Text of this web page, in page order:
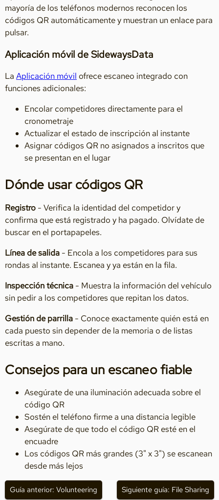
mayoría de los teléfonos modernos reconocen los
códigos QR automáticamente y muestran un enlace para
pulsar.
Aplicación móvil de SidewaysData
La Aplicación móvil ofrece escaneo integrado con
funciones adicionales:
Encolar competidores directamente para el
cronometraje
Actualizar el estado de inscripción al instante
Asignar códigos QR no asignados a inscritos que
se presentan en el lugar
Dónde usar códigos QR
Registro - Verifica la identidad del competidor y
confirma que está registrado y ha pagado. Olvídate de
buscar en el portapapeles.
Línea de salida - Encola a los competidores para sus
rondas al instante. Escanea y ya están en la fila.
Inspección técnica - Muestra la información del vehículo
sin pedir a los competidores que repitan los datos.
Gestión de parrilla - Conoce exactamente quién está en
cada puesto sin depender de la memoria o de listas
escritas a mano.
Consejos para un escaneo fiable
Asegúrate de una iluminación adecuada sobre el
código QR
Sostén el teléfono firme a una distancia legible
Asegúrate de que todo el código QR esté en el
encuadre
Los códigos QR más grandes (3" x 3") se escanean
desde más lejos
Guía anterior: Volunteering Siguiente guía: File Sharing